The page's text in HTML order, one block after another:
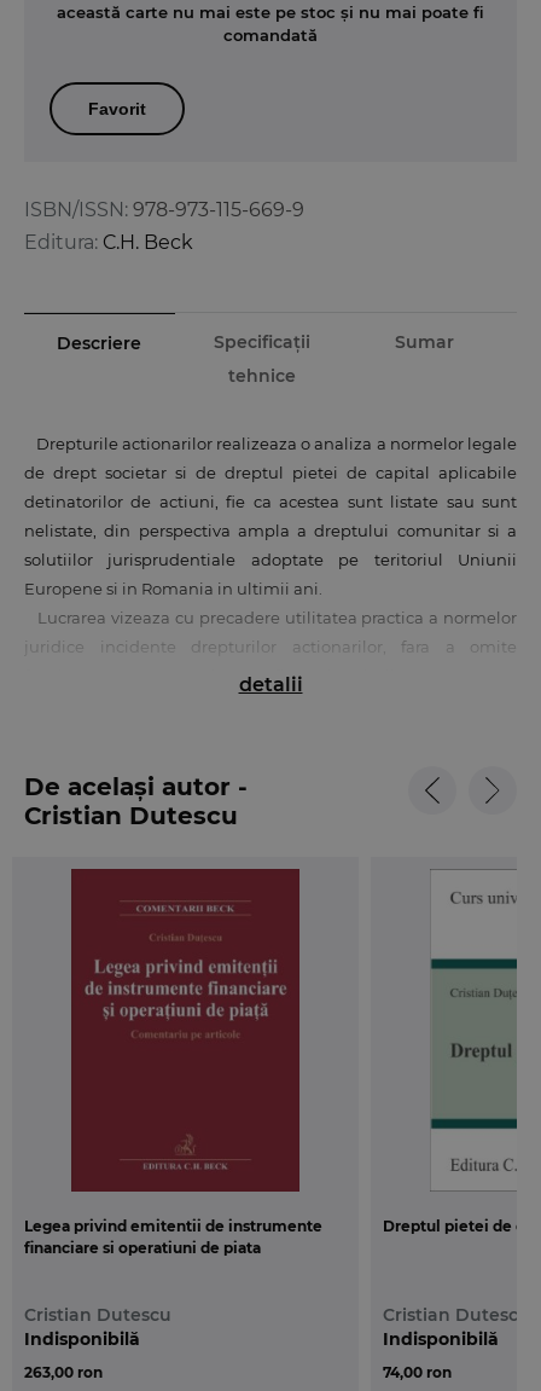
ISBN/ISSN: 978-973-115-669-9
Editura: C.H. Beck
această carte nu mai este pe stoc și nu mai poate fi
comandată
Favorit
Descriere
Specificații
tehnice
Sumar
Drepturile actionarilor realizeaza o analiza a normelor legale
de drept societar si de dreptul pietei de capital aplicabile
detinatorilor de actiuni, fie ca acestea sunt listate sau sunt
nelistate, din perspectiva ampla a dreptului comunitar si a
solutiilor jurisprudentiale adoptate pe teritoriul Uniunii
Europene si in Romania in ultimii ani.
Lucrarea vizeaza cu precadere utilitatea practica a normelor
juridice incidente drepturilor actionarilor, fara a omite
fundamentarea teoretica a fiecarei solutii propuse sau
avocati, magistrati, consilieri juridici, cat si pentru toate
categoriile de investitori, institutionali sau individuali,
detalii
De același autor -
Cristian Dutescu
Legea privind emitentii de instrumente
financiare si operatiuni de piata
Cristian Dutescu
263,00 ron
Indisponibilă
Dreptul pietei de
Cristian Dutescu
74,00 ron
Indisponibilă